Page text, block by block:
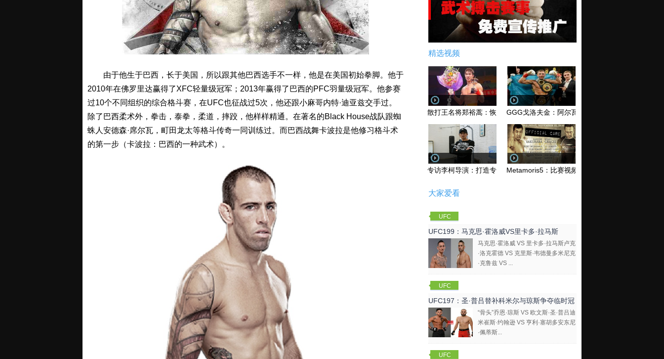
由于他生于巴西，长于美国，所以跟其他巴西选手不一样，他是在美国初始拳脚。他于
2010年在佛罗里达赢得了XFC轻量级冠军；2013年赢得了巴西的PFC羽量级冠军。他参赛
过10个不同组织的综合格斗赛，在UFC也征战过5次，他还跟小麻哥内特·迪亚兹交手过。
除了巴西柔术外，拳击，泰拳，柔道，摔跤，他样样精通。在著名的Black House战队跟蜘
蛛人安德森·席尔瓦，町田龙太等格斗传奇一同训练过。而巴西战舞卡波拉是他修习格斗术
的第一步（卡波拉：巴西的一种武术）。
精选视频
散打王名将郑裕蒿：恢复训练 有望回归擂台GGG戈洛夫金：阿尔瓦雷兹和库托 爱谁谁无所谓！
专访李柯导演：打造专业MMA综合格斗电影《破军》
Metamoris5：比赛视频
大家爱看
UFC
UFC199：马克思·霍洛威VS里卡多·拉马斯
马克思·霍洛威 VS 里卡多·拉马斯卢克
·洛克霍德 VS 克里斯·韦德曼多米尼克
·克鲁兹 VS ...
UFC
UFC197：圣·普吕替补科米尔与琼斯争夺临时冠
军
“骨头”乔恩·琼斯 VS 欧文斯·圣·普吕迪
米崔斯·约翰逊 VS 亨利·塞胡多安东尼
·佩蒂斯...
UFC